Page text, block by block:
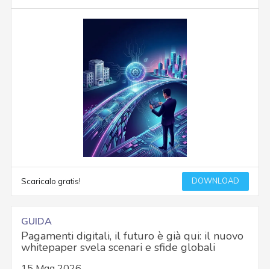
Scaricalo gratis! DOWNLOAD
GUIDA
Pagamenti digitali, il futuro è già qui: il nuovo
whitepaper svela scenari e sfide globali